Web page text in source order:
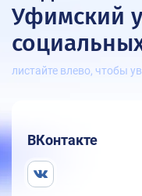
Уфимский
листайте влево, чтобы
ВКонтакте